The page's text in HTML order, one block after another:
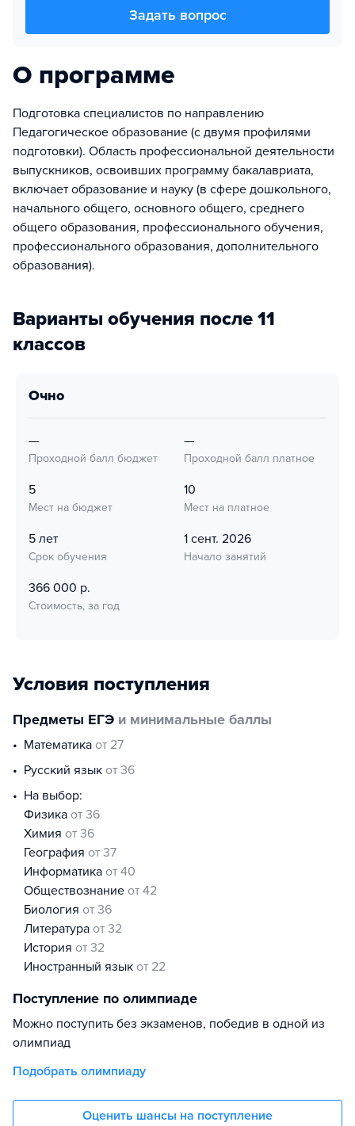
Задать вопрос
О программе
Подготовка специалистов по направлению
Педагогическое образование (с двумя профилями
подготовки). Область профессиональной деятельности
выпускников, освоивших программу бакалавриата,
включает образование и науку (в сфере дошкольного,
начального общего, основного общего, среднего
общего образования, профессионального обучения,
профессионального образования, дополнительного
образования).
Варианты обучения после 11
классов
очно
—
Проходной балл бюджет
—
Проходной балл платное
5
Мест на бюджет
10
Мест на платное
5 лет
Срок обучения
1 сент. 2026
Начало занятий
366 000 р.
Стоимость, за год
Условия поступления
Предметы ЕГЭ и минимальные баллы
математика от 27
русский язык от 36
На выбор:
физика от 36
химия от 36
география от 37
информатика от 40
обществознание от 42
биология от 36
литература от 32
история от 32
иностранный язык от 22
Поступление по олимпиаде
Можно поступить без экзаменов, победив в одной из
олимпиад
Подобрать олимпиаду
Оценить шансы на поступление